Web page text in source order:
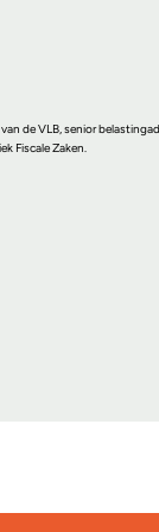
de VLB, senior
Fiscale Zaken.